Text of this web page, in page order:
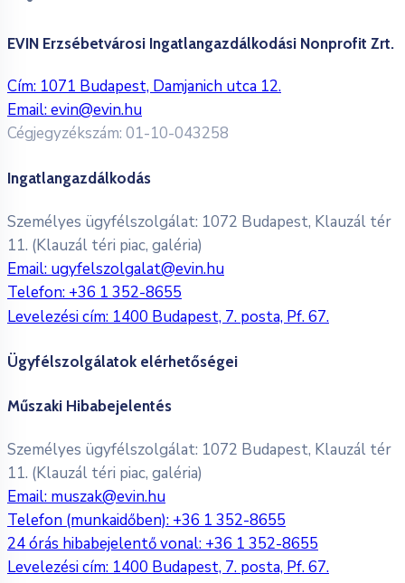
EVIN Erzsébetvárosi Ingatlangazdálkodási Nonprofit Zrt.
Cím: 1071 Budapest, Damjanich utca 12.
Email:evin@evin.hu
Cégjegyzékszám: 01-10-043258
Ingatlangazdálkodás
Személyes ügyfélszolgálat: 1072 Budapest, Klauzál tér
11. (Klauzál téri piac, galéria)
Email: ugyfelszolgalat@evin.hu
Telefon: +36 1 352-8655
Levelezési cím: 1400 Budapest, 7. posta, Pf. 67.
Ügyfélszolgálatok elérhetőségei
Műszaki Hibabejelentés
Személyes ügyfélszolgálat: 1072 Budapest, Klauzál tér
11. (Klauzál téri piac, galéria)
Email: muszak@evin.hu
Telefon (munkaidőben): +36 1 352-8655
24 órás hibabejelentő vonal: +36 1 352-8655
Levelezési cím: 1400 Budapest, 7. posta, Pf. 67.